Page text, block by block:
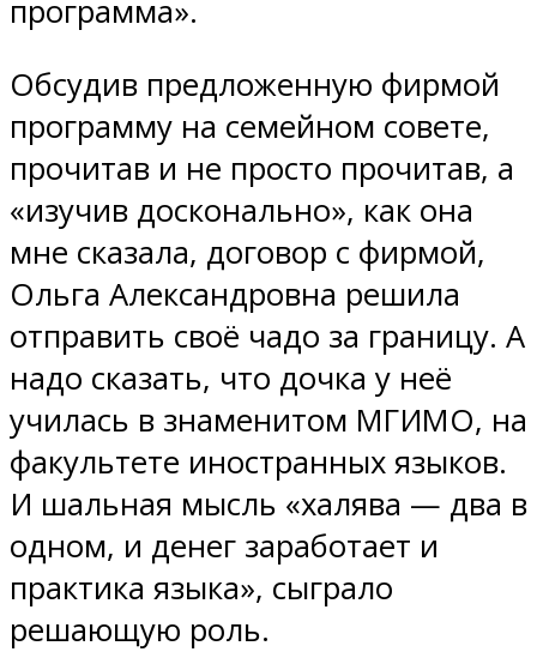
программа».
Обсудив предложенную фирмой
программу на семейном совете,
прочитав и не просто прочитав, а
«изучив досконально», как она
мне сказала, договор с фирмой,
Ольга Александровна решила
отправить своё чадо за границу. А
надо сказать, что дочка у неё
училась в знаменитом МГИМО, на
факультете иностранных языков.
И шальная мысль «халява — два в
одном, и денег заработает и
практика языка», сыграло
решающую роль.